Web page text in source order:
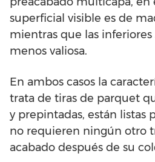
superficial visible es de
mientras que las
menos valiosa.
En ambos casos la
trata de tiras de parquet
y prepintadas, están listas
no requieren ningún otro
acabado después de su